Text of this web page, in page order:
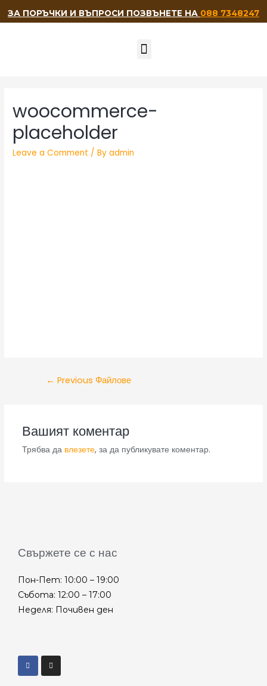
ЗА ПОРЪЧКИ И ВЪПРОСИ ПОЗВЪНЕТЕ НА 088 7348247
woocommerce-
placeholder
Leave a Comment / Byadmin
← Previous Файлове
Вашият коментар
Трябва да влезете, за да публикувате коментар.
Свържете се с нас
Пон-Пет: 10:00 – 19:00
Събота: 12:00 – 17:00
Неделя: Почивен ден